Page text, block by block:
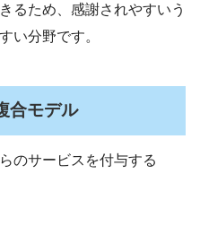
るため、感謝されやすいう
い分野です。
合モデル
のサービスを付与する